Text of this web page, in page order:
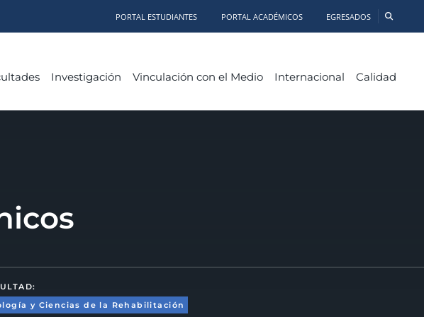
PORTAL ESTUDIANTES PORTAL ACADÉMICOS EGRESADOS
Investigación Vinculación con el Medio Internacional Calidad
y Ciencias de la Rehabilitación